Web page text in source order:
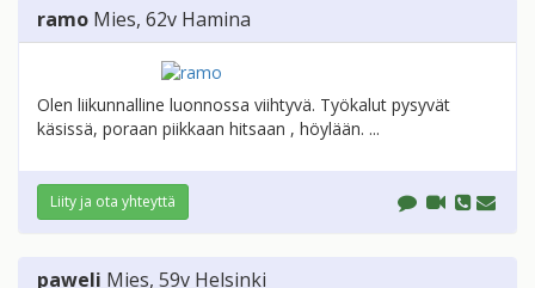
ramo Mies, 62v Hamina
Olen liikunnalline luonnossa viihtyvä. Työkalut pysyvät
käsissä, poraan piikkaan hitsaan , höylään. ...
Liity ja ota yhteyttä
paweli Mies, 59v Helsinki